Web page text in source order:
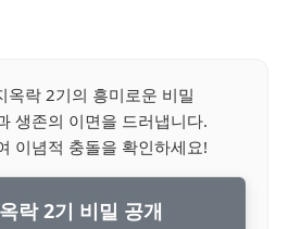
옥락 2기의 흥미로운 비밀
생존의 이면을 드러냅니다.
이념적 충돌을 확인하세요!
락 2기 비밀 공개